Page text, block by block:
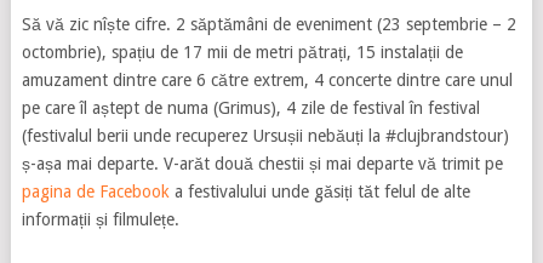
Să vă zic nîște cifre. 2 săptămâni de eveniment (23 septembrie – 2
octombrie), spațiu de 17 mii de metri pătrați, 15 instalații de
amuzament dintre care 6 către extrem, 4 concerte dintre care unul
pe care îl aștept de numa (Grimus), 4 zile de festival în festival
(festivalul berii unde recuperez Ursușii nebăuți la #clujbrandstour)
ș-așa mai departe. V-arăt două chestii și mai departe vă trimit pe
pagina de Facebook a festivalului unde găsiți tăt felul de alte
informații și filmulețe.